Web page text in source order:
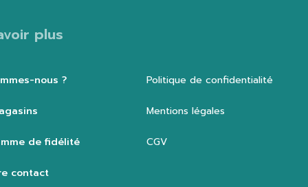
plus
nous ?
de fidélité
contact
Politique de confidentialité
Mentions légales
CGV